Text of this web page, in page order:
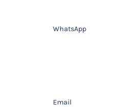
WhatsApp
Email